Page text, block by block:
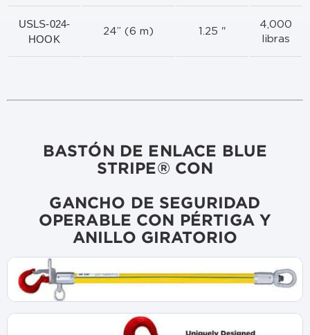
USLS-024-
HOOK
24” (6 m) 1.25 "
4,000
libras
BASTÓN DE ENLACE BLUE
STRIPE® CON
GANCHO DE SEGURIDAD
OPERABLE CON PÉRTIGA Y
ANILLO GIRATORIO